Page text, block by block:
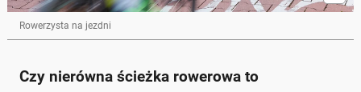
W przypadku wypadków, obecność drogi dla
rowerów nie przesądza o winie rowerzysty.
Trąbienie na rowerzystów w celu wyrażenia
Zapytaj o więcej Onet Czat z AI
Rowerzysta na jezdni
Czy nierówna ścieżka rowerowa to